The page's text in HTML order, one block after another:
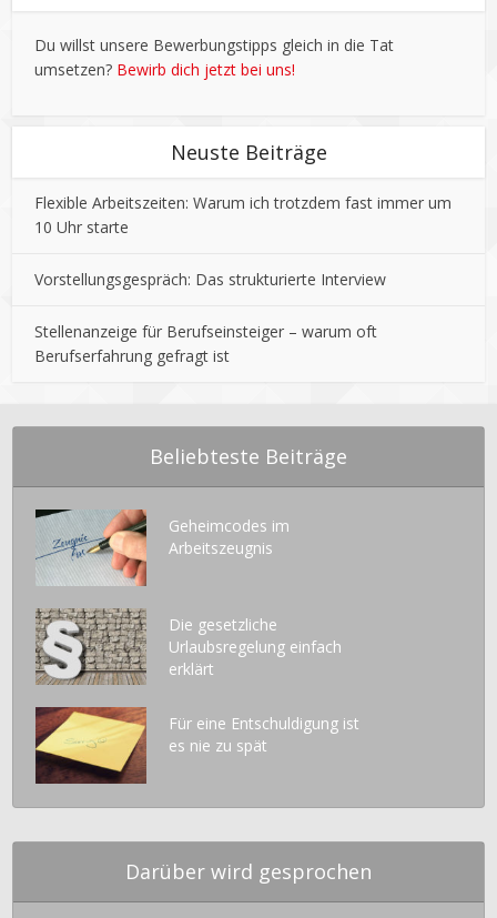
Du willst unsere Bewerbungstipps gleich in die Tat
umsetzen? Bewirb dich jetzt bei uns!
Neuste Beiträge
Flexible Arbeitszeiten: Warum ich trotzdem fast immer um
10 Uhr starte
Vorstellungsgespräch: Das strukturierte Interview
Stellenanzeige für Berufseinsteiger – warum oft
Berufserfahrung gefragt ist
Beliebteste Beiträge
Geheimcodes im
Arbeitszeugnis
Die gesetzliche
Urlaubsregelung einfach
erklärt
Für eine Entschuldigung ist
es nie zu spät
Darüber wird gesprochen